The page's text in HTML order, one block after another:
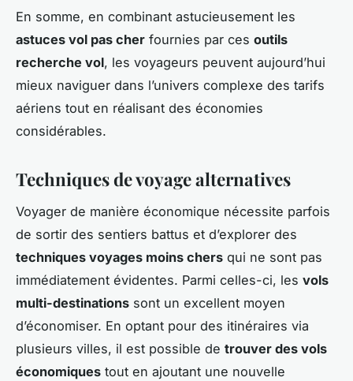
En somme, en combinant astucieusement les
astuces vol pas cher fournies par ces outils
recherche vol, les voyageurs peuvent aujourd’hui
mieux naviguer dans l’univers complexe des tarifs
aériens tout en réalisant des économies
considérables.
Techniques de voyage alternatives
Voyager de manière économique nécessite parfois
de sortir des sentiers battus et d’explorer des
techniques voyages moins chers qui ne sont pas
immédiatement évidentes. Parmi celles-ci, les vols
multi-destinations sont un excellent moyen
d’économiser. En optant pour des itinéraires via
plusieurs villes, il est possible de trouver des vols
économiques tout en ajoutant une nouvelle